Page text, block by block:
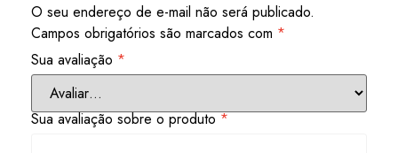
O seu endereço de e-mail não será publicado.
Campos obrigatórios são marcados com *
Sua avaliação *
Sua avaliação sobre o produto*